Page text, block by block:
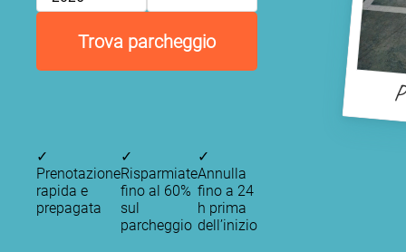
Trova parcheggio
✓
Prenotazione
rapida e
prepagata
✓
Risparmiate
fino al 60%
sul
parcheggio
✓
Annulla
fino a 24
h prima
dell’inizio